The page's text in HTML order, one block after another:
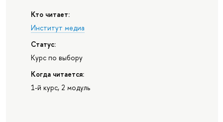
Кто читает:
Институт медиа
Статус:
Курс по выбору
Когда читается:
1-й курс, 2 модуль